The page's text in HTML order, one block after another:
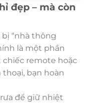
đẹp – mà còn
“nhà thông
là một phần
chiếc remote hoặc
bạn hoàn
để giữ nhiệt